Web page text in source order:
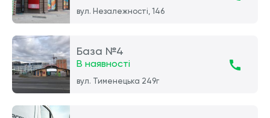
вул. Незалежності, 146
База №4
В наявності
вул. Тименецька 249г